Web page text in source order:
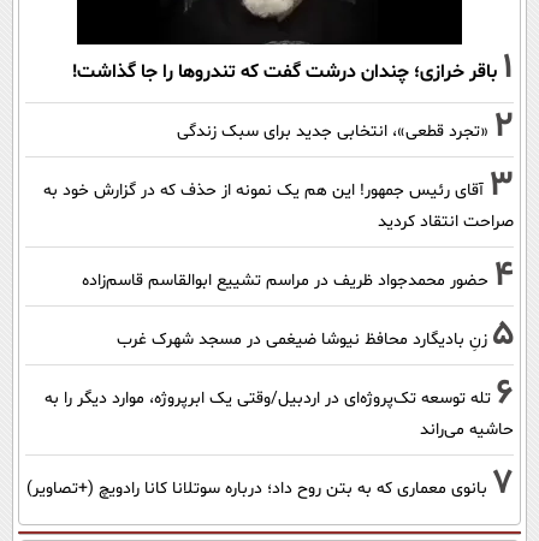
1 باقر خرازی؛ چندان درشت گفت که تندروها را جا گذاشت!
2 «تجرد قطعی»، انتخابی جدید برای سبک زندگی
3 آقای رئیس جمهور! این هم یک نمونه از حذف که در گزارش خود به
صراحت انتقاد کردید
4 حضور محمدجواد ظریف در مراسم تشییع ابوالقاسم قاسم‌زاده
5 زنِ بادیگارد محافظ نیوشا ضیغمی در مسجد شهرک غرب
6 تله توسعه تک‌پروژه‌ای در اردبیل/وقتی یک ابرپروژه، موارد دیگر را به
حاشیه می‌راند
7 بانوی معماری که به بتن روح داد؛ درباره سوتلانا کانا رادویچ (+تصاویر)